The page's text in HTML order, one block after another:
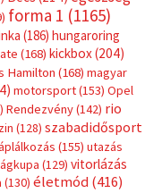
forma 1 (1165)
(186) hungaroring
(168) kickbox(204)
Hamilton (168) magyar
motorsport(153) Opel
Rendezvény(142) rio
(128) szabadidősport
(155) utazás
(129) vitorlázás
(130) életmód(416)